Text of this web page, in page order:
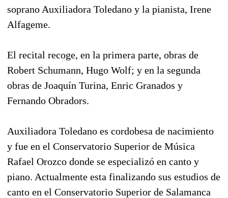
soprano Auxiliadora Toledano y la pianista, Irene
Alfageme.
El recital recoge, en la primera parte, obras de
Robert Schumann, Hugo Wolf; y en la segunda
obras de Joaquín Turina, Enric Granados y
Fernando Obradors.
Auxiliadora Toledano es cordobesa de nacimiento
y fue en el Conservatorio Superior de Música
Rafael Orozco donde se especializó en canto y
piano. Actualmente esta finalizando sus estudios de
canto en el Conservatorio Superior de Salamanca